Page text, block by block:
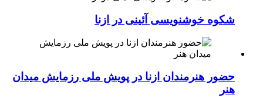
شکوه خوشنویسی آئینی در ازنا
حضور هنرمندان ازنا در پویش ملی رزمایش میدان
هنر